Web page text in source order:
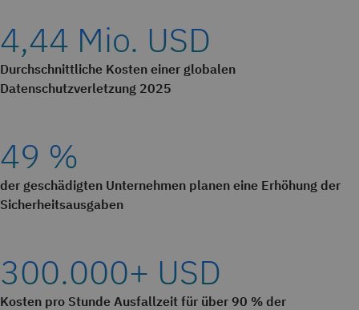
4,44 Mio. USD
Durchschnittliche Kosten einer globalen
Datenschutzverletzung 2025
49 %
der geschädigten Unternehmen planen eine Erhöhung der
Sicherheitsausgaben
300.000+ USD
Kosten pro Stunde Ausfallzeit für über 90 % der